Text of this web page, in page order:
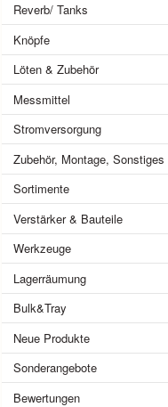
Reverb/ Tanks
Knöpfe
Löten & Zubehör
Messmittel
Stromversorgung
Zubehör, Montage, Sonstiges
Sortimente
Verstärker & Bauteile
Werkzeuge
Lagerräumung
Bulk&Tray
Neue Produkte
Sonderangebote
Bewertungen